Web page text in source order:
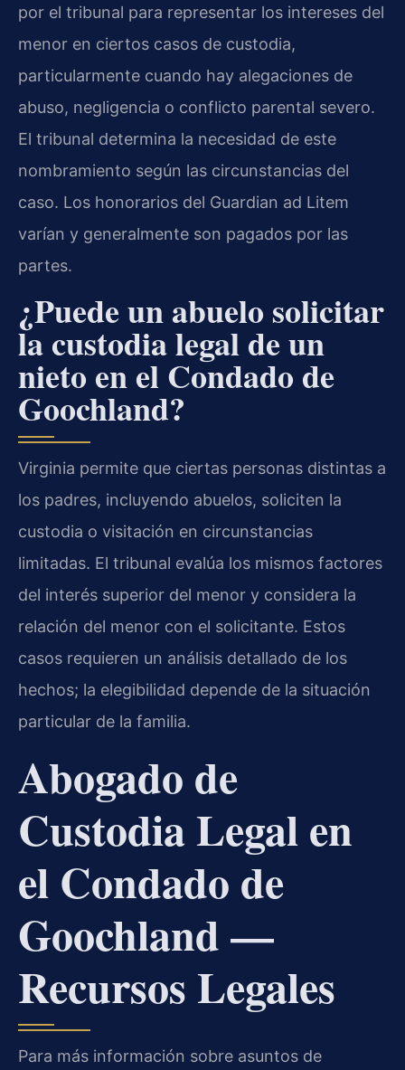
por el tribunal para representar los intereses del
menor en ciertos casos de custodia,
particularmente cuando hay alegaciones de
abuso, negligencia o conflicto parental severo.
El tribunal determina la necesidad de este
nombramiento según las circunstancias del
caso. Los honorarios del Guardian ad Litem
varían y generalmente son pagados por las
partes.
¿Puede un abuelo solicitar
la custodia legal de un
nieto en el Condado de
Goochland?
Virginia permite que ciertas personas distintas a
los padres, incluyendo abuelos, soliciten la
custodia o visitación en circunstancias
limitadas. El tribunal evalúa los mismos factores
del interés superior del menor y considera la
relación del menor con el solicitante. Estos
casos requieren un análisis detallado de los
hechos; la elegibilidad depende de la situación
particular de la familia.
Abogado de
Custodia Legal en
el Condado de
Goochland —
Recursos Legales
Para más información sobre asuntos de